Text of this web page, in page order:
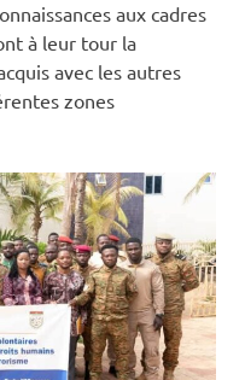
aux cadres
à leur tour la
avec les autres
zones